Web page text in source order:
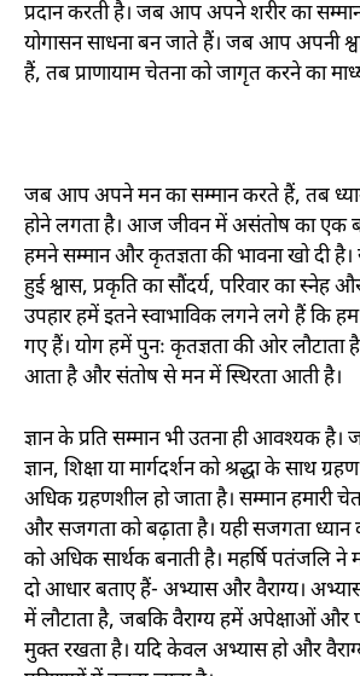
प्रदान करती है। जब आप अपने शरीर का
योगासन साधना बन जाते हैं। जब आप अपनी
हैं, तब प्राणायाम चेतना को जागृत करने का
जब आप अपने मन का सम्मान करते हैं, तब
होने लगता है। आज जीवन में असंतोष का एक
हमने सम्मान और कृतज्ञता की भावना खो दी है।
हुई श्वास, प्रकृति का सौंदर्य, परिवार का स्नेह
उपहार हमें इतने स्वाभाविक लगने लगे हैं कि
गए हैं। योग हमें पुनः कृतज्ञता की ओर लौटाता
आता है और संतोष से मन में स्थिरता आती है।
ज्ञान के प्रति सम्मान भी उतना ही आवश्यक है।
ज्ञान, शिक्षा या मार्गदर्शन को श्रद्धा के साथ
अधिक ग्रहणशील हो जाता है। सम्मान हमारी
और सजगता को बढ़ाता है। यही सजगता ध्यान
को अधिक सार्थक बनाती है। महर्षि पतंजलि ने
दो आधार बताए हैं- अभ्यास और वैराग्य। अभ्यास
में लौटाता है, जबकि वैराग्य हमें अपेक्षाओं और
मुक्त रखता है। यदि केवल अभ्यास हो और